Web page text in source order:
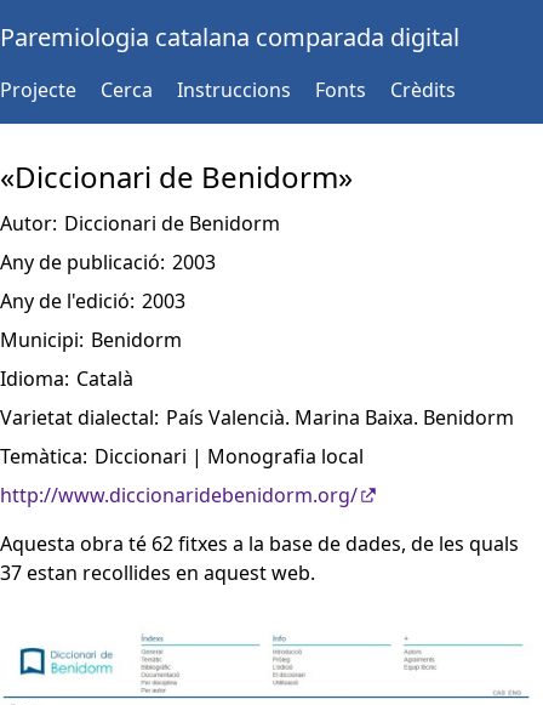
Paremiologia catalana comparada digital
Projecte Cerca Instruccions Fonts Crèdits
«Diccionari de Benidorm»
Autor: Diccionari de Benidorm
Any de publicació: 2003
Any de l'edició: 2003
Municipi: Benidorm
Idioma: Català
Varietat dialectal: País Valencià. Marina Baixa. Benidorm
Temàtica: Diccionari | Monografia local
http://www.diccionaridebenidorm.org/
Aquesta obra té 62 fitxes a la base de dades, de les quals
37 estan recollides en aquest web.